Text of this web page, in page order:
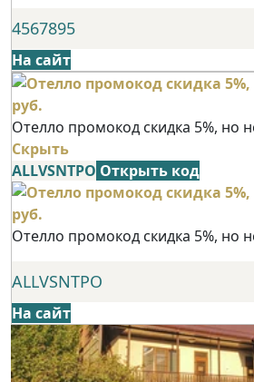
4567895
На сайт
Отелло промокод скидка 5%, но
Скрыть
ALLVSNTPO Открыть код
Отелло промокод скидка 5%, но
ALLVSNTPO
На сайт